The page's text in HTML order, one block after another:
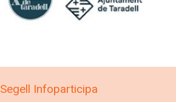
Segell Infoparticipa